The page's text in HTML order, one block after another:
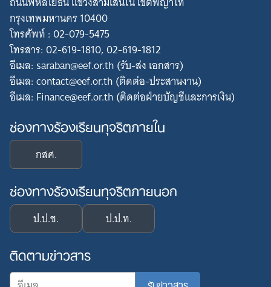
กรุงเทพมหานคร 10400
โทรศัพท์ : 02-079-5475
โทรสาร: 02-619-1810, 02-619-1812
อีเมล: saraban@eef.or.th (รับ-ส่ง เอกสาร)
อีเมล: contact@eef.or.th (ติดต่อ-ประสานงาน)
อีเมล: Finance@eef.or.th (ติดต่อฝ่ายบัญชีและการเงิน)
ช่องทางร้องเรียนทุจริตภายใน
กสศ.
ช่องทางร้องเรียนทุจริตภายนอก
ป.ป.ช. ป.ป.ท.
ติดตามข่าวสาร